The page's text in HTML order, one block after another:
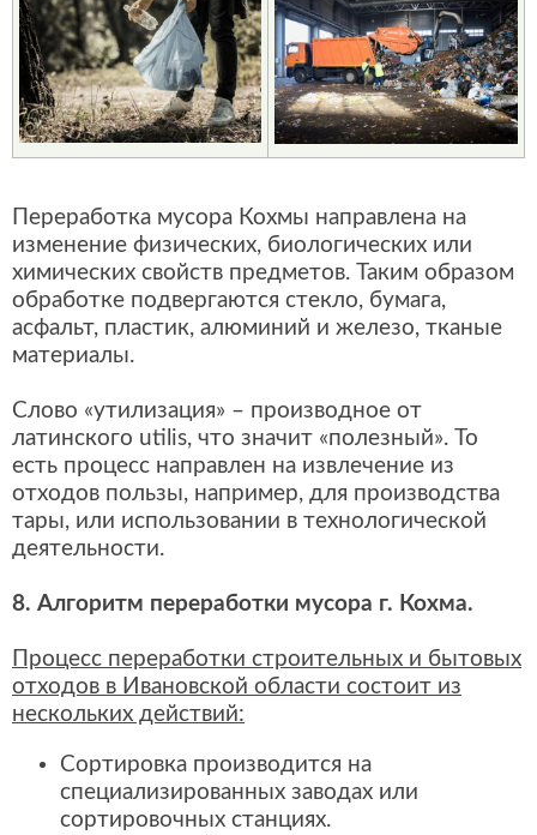
Переработка мусора Кохмы направлена на
изменение физических, биологических или
химических свойств предметов. Таким образом
обработке подвергаются стекло, бумага,
асфальт, пластик, алюминий и железо, тканые
материалы.
Слово «утилизация» – производное от
латинского utilis, что значит «полезный». То
есть процесс направлен на извлечение из
отходов пользы, например, для производства
тары, или использовании в технологической
деятельности.
8. Алгоритм переработки мусора г. Кохма.
Процесс переработки строительных и бытовых
отходов в Ивановской области состоит из
нескольких действий:
Сортировка производится на
специализированных заводах или
сортировочных станциях.